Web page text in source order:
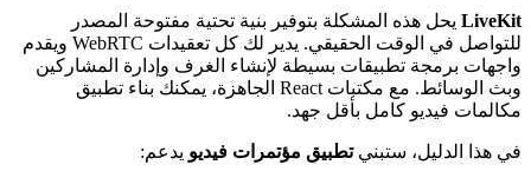
LiveKitيحل هذه المشكلة بتوفير بنية تحتية مفتوحة المصدر
للتواصل في الوقت الحقيقي. يدير لك كل تعقيدات WebRTC ويقدم
واجهات برمجة تطبيقات بسيطة لإنشاء الغرف وإدارة المشاركين
وبث الوسائط. مع مكتبات React الجاهزة، يمكنك بناء تطبيق
مكالمات فيديو كامل بأقل جهد.
في هذا الدليل، ستبني تطبيق مؤتمرات فيديويدعم: